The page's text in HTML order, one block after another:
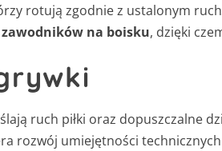
rotują zgodnie z ustalonym
na boisku, dzięki
ruch piłki oraz dopuszczalne
rozwój umiejętności